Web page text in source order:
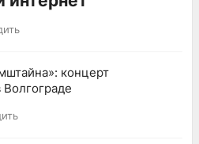
концерт
Волгограде